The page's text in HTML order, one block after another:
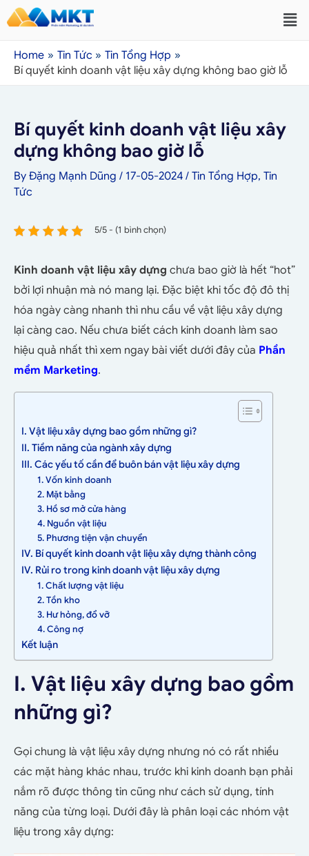
Home Tin Tức
Tin Tổng Hợp
Bí quyết kinh doanh vật liệu xây dựng không bao giờ lỗ
Bí quyết kinh doanh vật liệu xây
dựng không bao giờ lỗ
By Đặng Mạnh Dũng / 17-05-2024 / Tin Tổng Hợp, Tin
Tức
5/5 - (1 bình chọn)
Kinh doanh vật liệu xây dựng chưa bao giờ là hết “hot”
bởi lợi nhuận mà nó mang lại. Đặc biệt khi tốc độ đô thị
hóa ngày càng nhanh thì nhu cầu về vật liệu xây dựng
lại càng cao. Nếu chưa biết cách kinh doanh làm sao
hiệu quả nhất thì xem ngay bài viết dưới đây của Phần
mềm Marketing.
I. Vật liệu xây dựng bao gồm những gì?
II. Tiềm năng của ngành xây dựng
III. Các yếu tố cần để buôn bán vật liệu xây dựng
1. Vốn kinh doanh
2. Mặt bằng
3. Hồ sơ mở cửa hàng
4. Nguồn vật liệu
5. Phương tiện vận chuyển
IV. Bí quyết kinh doanh vật liệu xây dựng thành công
IV. Rủi ro trong kinh doanh vật liệu xây dựng
1. Chất lượng vật liệu
2. Tồn kho
3. Hư hỏng, đổ vỡ
4. Công nợ
Kết luận
I. Vật liệu xây dựng bao gồm
những gì?
Gọi chung là vật liệu xây dựng nhưng nó có rất nhiều
các mặt hàng khác nhau, trước khi kinh doanh bạn phải
nắm rõ được thông tin cũng như cách sử dụng, tính
năng của từng loại. Dưới đây là phân loại các nhóm vật
liệu trong xây dựng: